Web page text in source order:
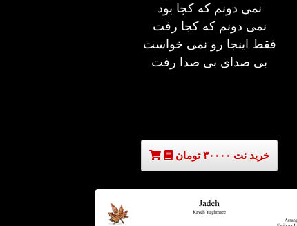
نمی دونم که کجا بود
نمی دونم که کجا رفت
فقط اینجا رو نمی خواست
بی صدای بی صدا رفت
خرید نت ۳۰۰۰۰ تومان